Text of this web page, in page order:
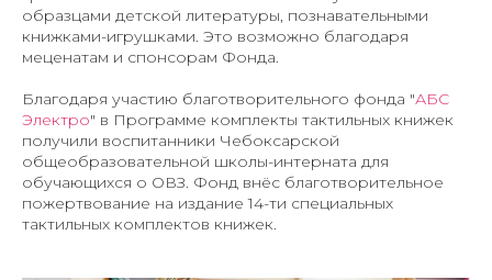
образцами детской литературы, познавательными
книжками-игрушками. Это возможно благодаря
меценатам и спонсорам Фонда.
Благодаря участию благотворительного фонда "АБС
Электро" в Программе комплекты тактильных книжек
получили воспитанники Чебоксарской
общеобразовательной школы-интерната для
обучающихся о ОВЗ. Фонд внёс благотворительное
пожертвование на издание 14-ти специальных
тактильных комплектов книжек.